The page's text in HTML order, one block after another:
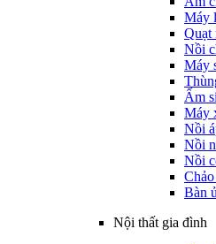
Máy
Quạt
Nồi
Máy
Ấm
Máy
Nồi
Nồi
Nồi
Bàn
Nội thất gia đình